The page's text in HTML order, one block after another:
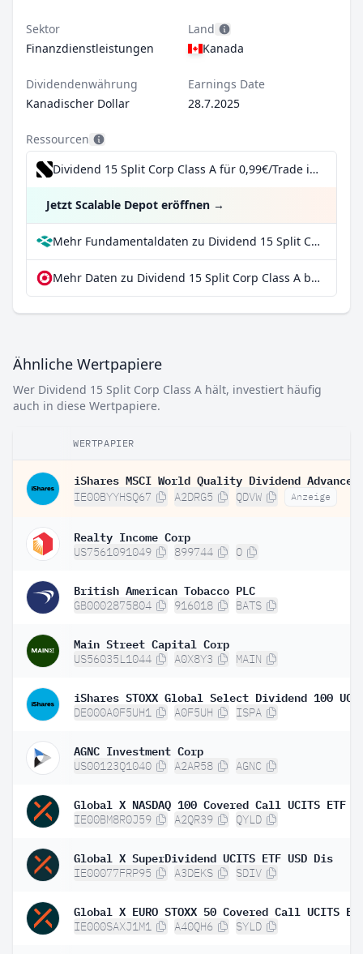
Sektor
Finanzdienstleistungen
Land
Kanada
Dividendenwährung
Kanadischer Dollar
Earnings Date
28.7.2025
Ressourcen
Dividend 15 Split Corp Class A für 0,99€/Trade inkl. Dividend Reinvestment Plan
Jetzt Scalable Depot eröffnen →
Mehr Fundamentaldaten zu Dividend 15 Split Corp Class A bei Parqet
Mehr Daten zu Dividend 15 Split Corp Class A bei extraETF
Ähnliche Wertpapiere
Wer Dividend 15 Split Corp Class A hält, investiert häufig
auch in diese Wertpapiere.
WERTPAPIER
IE00BYYHSQ67 A2DRG5 QDVW Anzeige
Realty Income Corp
US7561091049 899744 O
British American Tobacco PLC
GB0002875804 916018 BATS
Main Street Capital Corp
US56035L1044 A0X8Y3 MAIN
DE000A0F5UH1 A0F5UH ISPA
AGNC Investment Corp
US00123Q1040 A2AR58 AGNC
Global X NASDAQ 100 Covered Call UCITS ETF
IE00BM8R0J59 A2QR39 QYLD
Global X SuperDividend UCITS ETF USD Dis
IE00077FRP95 A3DEKS SDIV
IE000SAXJ1M1 A40QH6 SYLD